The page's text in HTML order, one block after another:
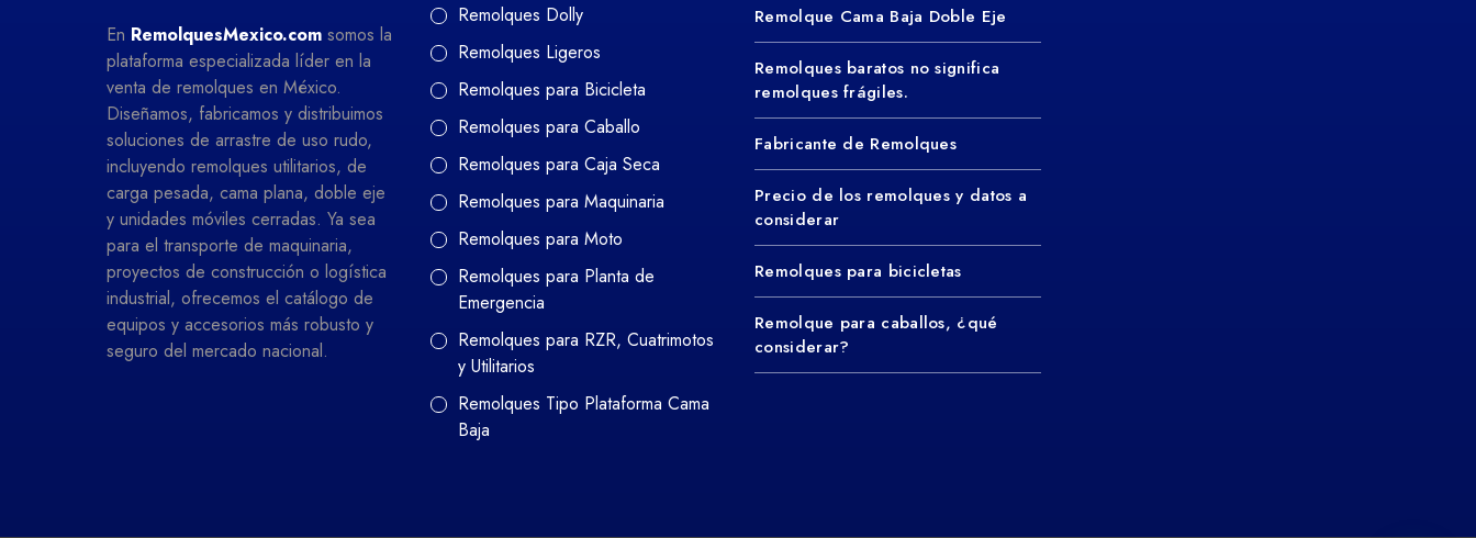
En RemolquesMexico.com somos la
plataforma especializada líder en la
venta de remolques en México.
Diseñamos, fabricamos y distribuimos
soluciones de arrastre de uso rudo,
incluyendo remolques utilitarios, de
carga pesada, cama plana, doble eje
y unidades móviles cerradas. Ya sea
para el transporte de maquinaria,
proyectos de construcción o logística
industrial, ofrecemos el catálogo de
equipos y accesorios más robusto y
seguro del mercado nacional.
Remolques Dolly
Remolques Ligeros
Remolques para Bicicleta
Remolques para Caballo
Remolques para Caja Seca
Remolques para Maquinaria
Remolques para Moto
Remolques para Planta de
Emergencia
Remolques para RZR, Cuatrimotos
y Utilitarios
Remolques Tipo Plataforma Cama
Baja
Remolque Cama Baja Doble Eje
Remolques baratos no significa
remolques frágiles.
Fabricante de Remolques
Precio de los remolques y datos a
considerar
Remolques para bicicletas
Remolque para caballos, ¿qué
considerar?